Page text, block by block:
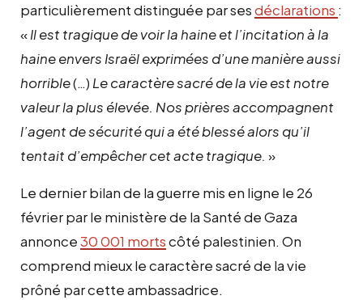
particulièrement distinguée par sesdéclarations :
«Il est tragique de voir la haine et l’incitation à la
haine envers Israël exprimées d’une manière aussi
horrible(…) Le caractère sacré de la vie est notre
valeur la plus élevée. Nos prières accompagnent
l’agent de sécurité qui a été blessé alors qu’il
tentait d’empêcher cet acte tragique. »
Le dernier bilan de la guerre mis en ligne le 26
février par le ministère de la Santé de Gaza
annonce30 001 mortscôté palestinien. On
comprend mieux le caractère sacré de la vie
prôné par cette ambassadrice.